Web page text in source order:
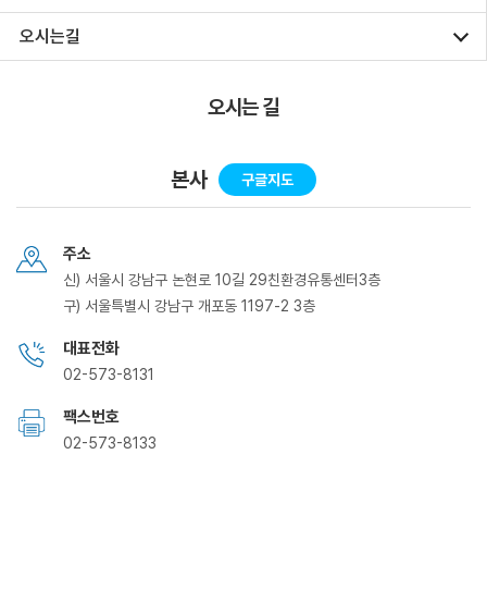
오시는길
오시는 길
본사 구글지도
주소
신) 서울시 강남구 논현로 10길 29친환경유통센터3층
구) 서울특별시 강남구 개포동 1197-2 3층
대표전화
02-573-8131
팩스번호
02-573-8133